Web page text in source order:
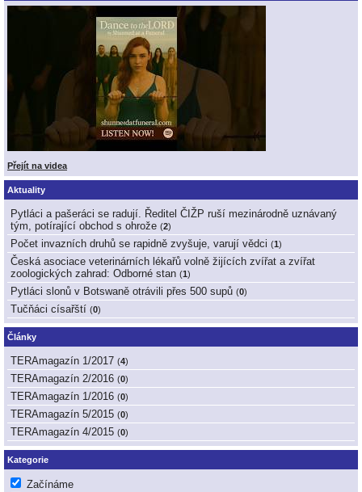
Přejít na videa
Aktuality
Pytláci a pašeráci se radují. Ředitel ČIŽP ruší mezinárodně uznávaný
tým, potírající obchod s ohrože (2)
Počet invazních druhů se rapidně zvyšuje, varují vědci (1)
Česká asociace veterinárních lékařů volně žijících zvířat a zvířat
zoologických zahrad: Odborné stan (1)
Pytláci slonů v Botswaně otrávili přes 500 supů (0)
Tučňáci císařští (0)
Články
TERAmagazín 1/2017 (4)
TERAmagazín 2/2016 (0)
TERAmagazín 1/2016 (0)
TERAmagazín 5/2015 (0)
TERAmagazín 4/2015 (0)
Kategorie
Začínáme